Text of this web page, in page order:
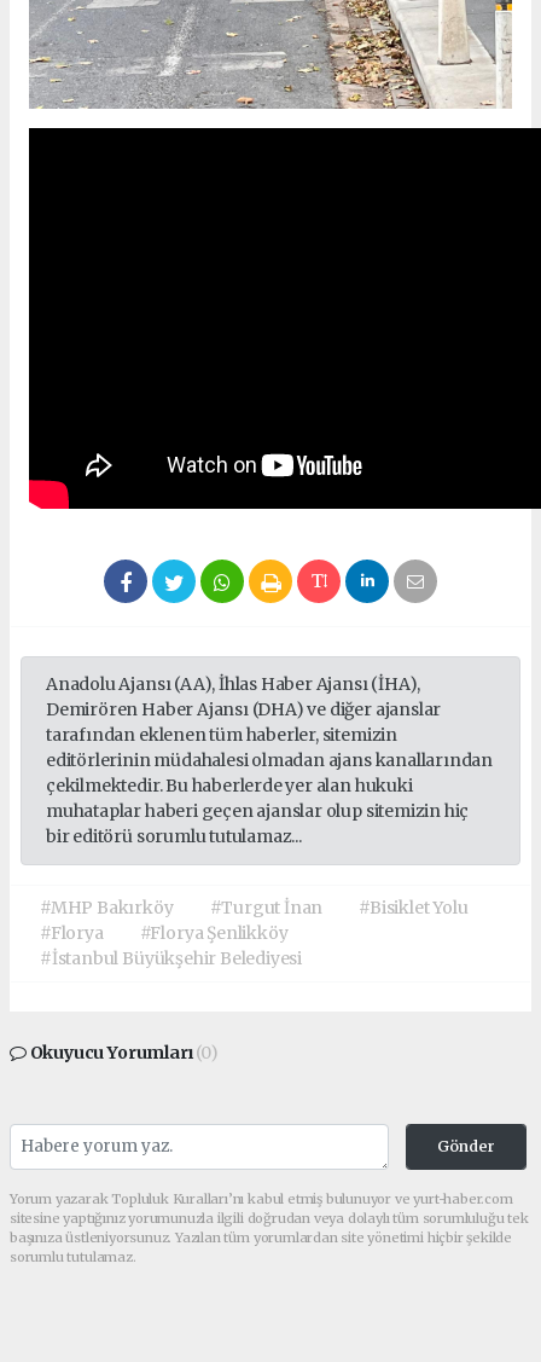
Anadolu Ajansı (AA), İhlas Haber Ajansı (İHA),
Demirören Haber Ajansı (DHA) ve diğer ajanslar
tarafından eklenen tüm haberler, sitemizin
editörlerinin müdahalesi olmadan ajans kanallarından
çekilmektedir. Bu haberlerde yer alan hukuki
muhataplar haberi geçen ajanslar olup sitemizin hiç
bir editörü sorumlu tutulamaz...
#MHP Bakırköy #Turgut İnan
#Bisiklet Yolu
#Florya
#Florya Şenlikköy
#İstanbul Büyükşehir Belediyesi
Okuyucu Yorumları(0)
Gönder
Yorum yazarak Topluluk Kuralları’nı kabul etmiş bulunuyor ve yurt-haber.com
sitesine yaptığınız yorumunuzla ilgili doğrudan veya dolaylı tüm sorumluluğu tek
başınıza üstleniyorsunuz. Yazılan tüm yorumlardan site yönetimi hiçbir şekilde
sorumlu tutulamaz.